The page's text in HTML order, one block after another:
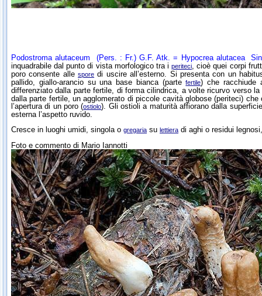
Podostroma alutaceum (Pers. : Fr.) G.F. Atk. = Hypocrea alutacea
inquadrabile dal punto di vista morfologico tra iperiteci, cioè quei corpi
poro consente allespore di uscire all’esterno. Si presenta con un
pallido, giallo-arancio su una base bianca (partefertile) che
differenziato dalla parte fertile, di forma cilindrica, a volte ricurvo verso
dalla parte fertile, un agglomerato di piccole cavità globose (periteci)
l’apertura di un poro (ostiolo). Gli ostioli a maturità affiorano dalla
esterna l’aspetto ruvido.
Cresce in luoghi umidi, singola o gregaria su lettiera di aghi o residui
Foto e commento di Mario Iannotti